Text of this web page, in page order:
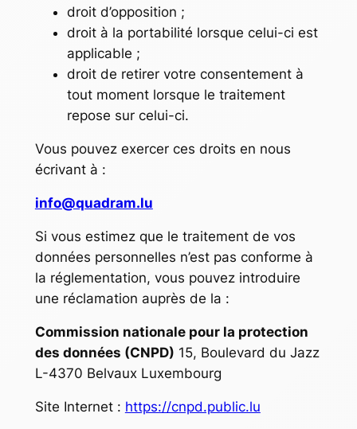
droit d’opposition ;
droit à la portabilité lorsque celui-ci est
applicable ;
droit de retirer votre consentement à
tout moment lorsque le traitement
repose sur celui-ci.
Vous pouvez exercer ces droits en nous
écrivant à :
info@quadram.lu
Si vous estimez que le traitement de vos
données personnelles n’est pas conforme à
la réglementation, vous pouvez introduire
une réclamation auprès de la :
Commission nationale pour la protection
des données (CNPD) 15, Boulevard du Jazz
L-4370 Belvaux Luxembourg
Site Internet : https://cnpd.public.lu